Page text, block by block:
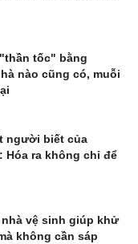
tốc" bằng
nào cũng có, muỗi
người biết của
Hóa ra không chỉ để
vệ sinh giúp khử
không cần sáp